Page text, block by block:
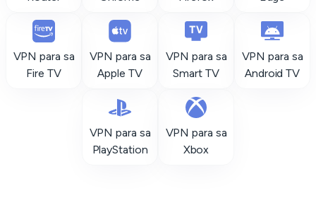
VPN para sa
Fire TV
VPN para sa
Apple TV
VPN para sa
Smart TV
VPN para sa
Android TV
VPN para sa
PlayStation
VPN para sa
Xbox